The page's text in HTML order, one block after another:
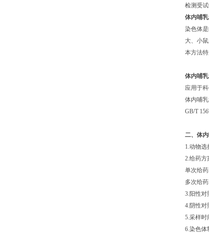
检测受
体内哺
染色体
大、小
本方法
体内哺
应用于
体内哺
GB/T
二、体
1.动物选
2.给药方
单次给
多次给
3.阳性对
4.阴性对
5.采样时
6.染色体